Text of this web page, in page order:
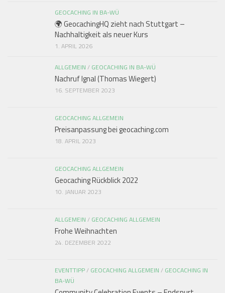
GEOCACHING IN BA-WÜ
🌍 GeocachingHQ zieht nach Stuttgart –
Nachhaltigkeit als neuer Kurs
1. APRIL 2026
ALLGEMEIN / GEOCACHING IN BA-WÜ
Nachruf Ignal (Thomas Wiegert)
16. SEPTEMBER 2023
GEOCACHING ALLGEMEIN
Preisanpassung bei geocaching.com
18. APRIL 2023
GEOCACHING ALLGEMEIN
Geocaching Rückblick 2022
10. JANUAR 2023
ALLGEMEIN / GEOCACHING ALLGEMEIN
Frohe Weihnachten
24. DEZEMBER 2022
EVENTTIPP/ GEOCACHING ALLGEMEIN / GEOCACHING IN
BA-WÜ